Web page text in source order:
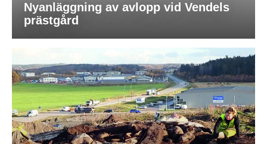
Nyanläggning av avlopp vid Vendels
prästgård